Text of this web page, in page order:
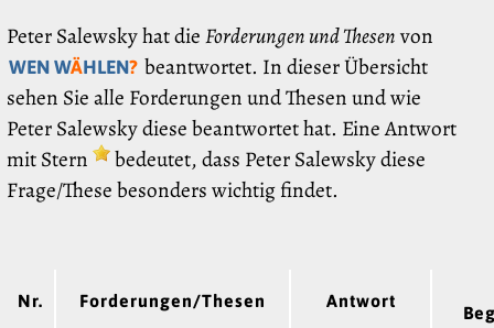
Peter Salewsky hat dieForderungen und Thesenvon
WEN WÄHLEN? beantwortet. In dieser Übersicht
sehen Sie alle Forderungen und Thesen und wie
Peter Salewsky diese beantwortet hat. Eine Antwort
mit Stern
bedeutet, dass Peter Salewsky diese
Frage/These besonders wichtig findet.
Nr. Forderungen/Thesen Antwort